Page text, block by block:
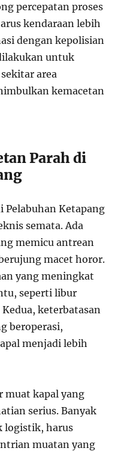
percepatan proses
kendaraan lebih
dengan kepolisian
untuk
area
kemacetan
Parah di
Pelabuhan Ketapang
semata. Ada
memicu antrean
macet horor.
yang meningkat
seperti libur
keterbatasan
beroperasi,
menjadi lebih
muat kapal yang
serius. Banyak
logistik, harus
muatan yang